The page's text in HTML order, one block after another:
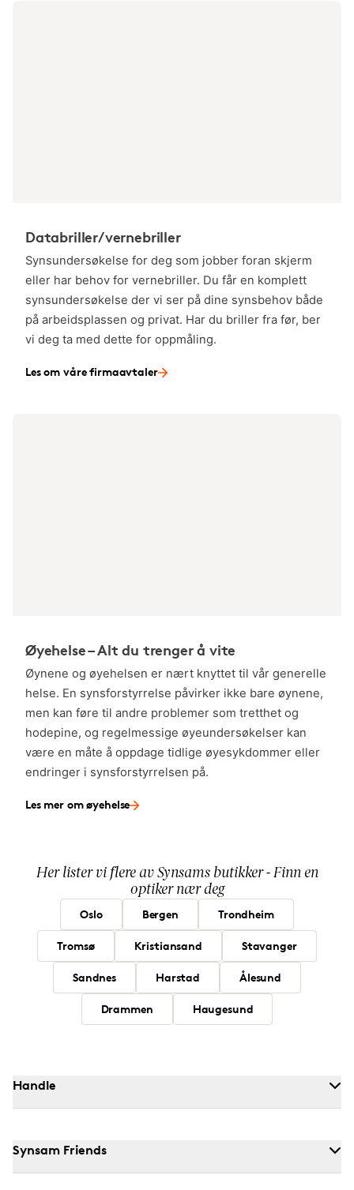
Databriller/vernebriller
Synsundersøkelse for deg som jobber foran skjerm
eller har behov for vernebriller. Du får en komplett
synsundersøkelse der vi ser på dine synsbehov både
på arbeidsplassen og privat. Har du briller fra før, ber
vi deg ta med dette for oppmåling.
Les om våre firmaavtaler
Øyehelse – Alt du trenger å vite
Øynene og øyehelsen er nært knyttet til vår generelle
helse. En synsforstyrrelse påvirker ikke bare øynene,
men kan føre til andre problemer som tretthet og
hodepine, og regelmessige øyeundersøkelser kan
være en måte å oppdage tidlige øyesykdommer eller
endringer i synsforstyrrelsen på.
Les mer om øyehelse
Her lister vi flere av Synsams butikker - Finn en
optiker nær deg
Oslo Bergen Trondheim
Tromsø Kristiansand Stavanger
Sandnes Harstad Ålesund
Drammen Haugesund
Handle
Synsam Friends